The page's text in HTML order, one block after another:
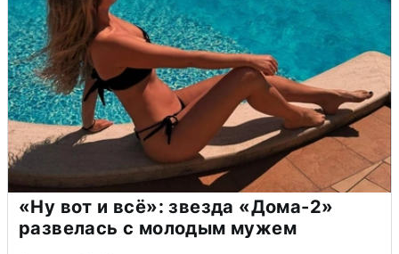
«Ну вот и всё»: звезда «Дома-2»
развелась с молодым мужем